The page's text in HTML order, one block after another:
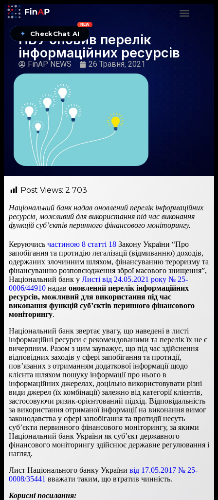
✦ CheckChat AI
NEW
НБУ оновив перелік
інформаційних ресурсів
FinAP NEWS 26 Травня, 2021
Post Views: 2 703
Національний банк надав оновлений перелік інформаційних
ресурсів, можливий для використання під час виконання
функцій суб’єктів перинного фінансового моніторингу.
Керуючись частиною 8 статті 18 Закону України “Про
запобігання та протидію легалізації (відмиванню) доходів,
одержаних злочинним шляхом, фінансуванню тероризму та
фінансуванню розповсюдження зброї масового знищення”,
Національний банк у Листі від 24.05.2021 року № 25-
0006/44910 надав оновлений перелік інформаційних
ресурсів, можливий для використання під час
виконання функцій суб’єктів перинного фінансового
моніторингу.
Національний банк звертає увагу, що наведені в листі
інформаційні ресурси є рекомендованими та перелік їх не є
вичерпним. Разом з цим зауважує, що під час здійснення
відповідних заходів у сфері запобігання та протидії,
пов’язаних з отриманням додаткової інформації щодо
клієнта шляхом пошуку інформації про нього в
інформаційних джерелах, доцільно використовувати різні
види джерел (їх комбінації) залежно від категорії клієнтів,
застосовуючи ризик-орієнтований підхід. Відповідальність
за використання отриманої інформації на виконання вимог
законодавства у сфері запобігання та протидії несуть
суб’єкти первинного фінансового моніторингу, за якими
Національний банк України як суб’єкт державного
фінансового моніторингу здійснює державне регулювання і
нагляд.
Лист Національного банку України від 17.05.2017 № 25-
0008/35441 вважати таким, що втратив чинність.
Корисні посилання: